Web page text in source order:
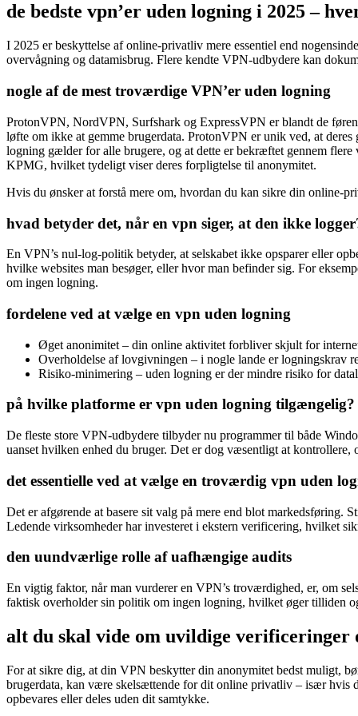
de bedste vpn’er uden logning i 2025 –
I 2025 er beskyttelse af online-privatliv mere essentiel end
overvågning og datamisbrug. Flere kendte VPN-udbydere kan
nogle af de mest troværdige VPN’er uden logning
ProtonVPN, NordVPN, Surfshark og ExpressVPN er blandt de
løfte om ikke at gemme brugerdata. ProtonVPN er unik ved, at
logning gælder for alle brugere, og at dette er bekræftet gennem
KPMG, hvilket tydeligt viser deres forpligtelse til anonymitet.
Hvis du ønsker at forstå mere om, hvordan du kan sikre din online-
hvad betyder det, når en vpn siger, at den ikke
En VPN’s nul-log-politik betyder, at selskabet ikke opsparer eller
hvilke websites man besøger, eller hvor man befinder sig. For
om ingen logning.
fordelene ved at vælge en vpn uden logning
Øget anonimitet – din online aktivitet forbliver skjult for
Overholdelse af lovgivningen – i nogle lande er logningskrav
Risiko-minimering – uden logning er der mindre risiko for
på hvilke platforme er vpn uden logning tilgængelig?
De fleste store VPN-udbydere tilbyder nu programmer til både
uanset hvilken enhed du bruger. Det er dog væsentligt at
det essentielle ved at vælge en troværdig vpn uden
Det er afgørende at basere sit valg på mere end blot markedsføring.
Ledende virksomheder har investeret i ekstern verificering, hvilket
den uundværlige rolle af uafhængige audits
En vigtig faktor, når man vurderer en VPN’s troværdighed, er, om
faktisk overholder sin politik om ingen logning, hvilket øger tilliden
alt du skal vide om uvildige verificeringer
For at sikre dig, at din VPN beskytter din anonymitet bedst muligt,
brugerdata, kan være skelsættende for dit online privatliv – især hvis
opbevares eller deles uden dit samtykke.